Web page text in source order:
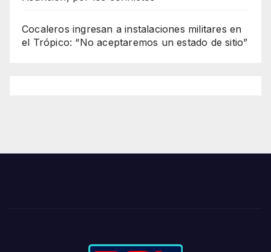
Cocaleros ingresan a instalaciones militares en
el Trópico: “No aceptaremos un estado de sitio”